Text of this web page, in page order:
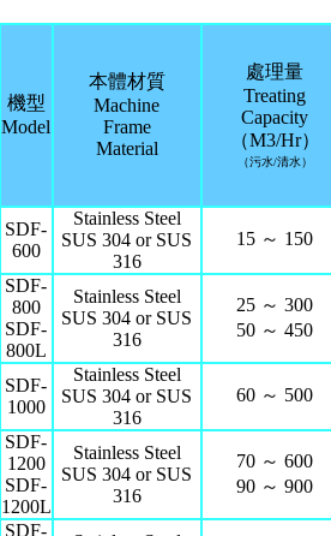
機型
Model
本體材質
Machine
Frame
Material
處理量
Treating
Capacity
（M3/Hr）
（污水/清水）
SDF-
600
Stainless Steel
SUS 304 or SUS
316
15 ～ 150
SDF-
800
SDF-
800L
Stainless Steel
SUS 304 or SUS
316
25 ～ 300
50 ～ 450
SDF-
1000
Stainless Steel
SUS 304 or SUS
316
60 ～ 500
SDF-
1200
SDF-
1200L
Stainless Steel
SUS 304 or SUS
316
70 ～ 600
90 ～ 900
SDF-